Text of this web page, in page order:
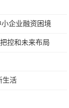
企业融资困境
控和未来布局
生活